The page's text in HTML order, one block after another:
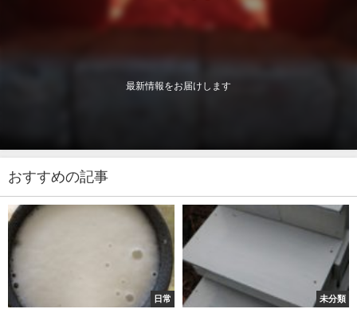
最新情報をお届けします
おすすめの記事
日常 未分類